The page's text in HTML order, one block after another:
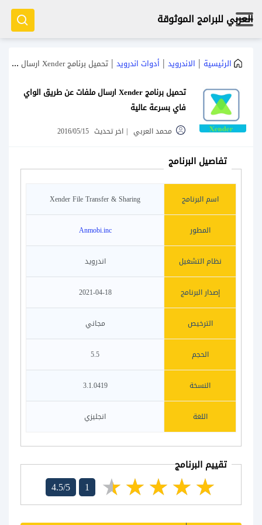
العربي للبرامج الموثوقة
الرئيسية | الاندرويد | أدوات اندرويد | تحميل برنامج Xender ارسال ملفات عن طريق الواي فاي بسرعة عالية
تحميل برنامج Xender ارسال ملفات عن طريق الواي
فاي بسرعة عالية
محمد العربي | اخر تحديث 2016/05/15
تفاصيل البرنامج
اسم البرنامج Xender File Transfer & Sharing
المطور Anmobi.inc
نظام التشغيل اندرويد
إصدار البرنامج 2021-04-18
الترخيص مجاني
الحجم 5.5
النسخة 3.1.0419
اللغة انجليزي
تقييم البرنامج
4.5/5 1